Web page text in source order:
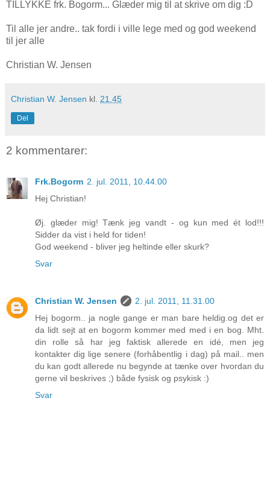
TILLYKKE frk. Bogorm... Glæder mig til at skrive om dig :D
Til alle jer andre.. tak fordi i ville lege med og god weekend
til jer alle
Christian W. Jensen
Christian W. Jensen kl. 21.45
Del
2 kommentarer:
Frk.Bogorm 2. jul. 2011, 10.44.00
Hej Christian!
Øj. glæder mig! Tænk jeg vandt - og kun med ét lod!!!
Sidder da vist i held for tiden!
God weekend - bliver jeg heltinde eller skurk?
Svar
Christian W. Jensen
2. jul. 2011, 11.31.00
Hej bogorm.. ja nogle gange er man bare heldig.og det er
da lidt sejt at en bogorm kommer med med i en bog. Mht.
din rolle så har jeg faktisk allerede en idé, men jeg
kontakter dig lige senere (forhåbentlig i dag) på mail.. men
du kan godt allerede nu begynde at tænke over hvordan du
gerne vil beskrives ;) både fysisk og psykisk :)
Svar